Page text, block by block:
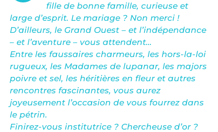
fille de bonne famille, curieuse et
large d’esprit. Le mariage ? Non merci !
D’ailleurs, le Grand Ouest – et l’indépendance
– et l’aventure – vous attendent…
Entre les faussaires charmeurs, les hors-la-loi
rugueux, les Madames de lupanar, les majors
poivre et sel, les héritières en fleur et autres
rencontres fascinantes, vous aurez
joyeusement l’occasion de vous fourrez dans
le pétrin.
Finirez-vous institutrice ? Chercheuse d’or ?